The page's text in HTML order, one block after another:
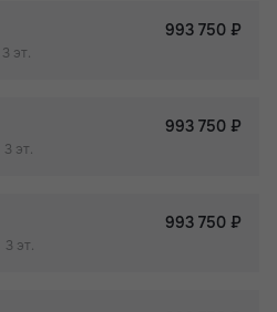
993 750 ₽
3 эт.
993 750 ₽
3 эт.
993 750 ₽
3 эт.